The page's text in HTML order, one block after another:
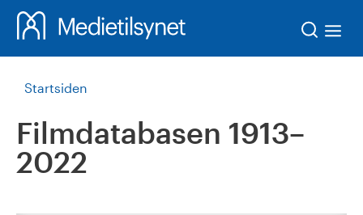
Startsiden
Filmdatabasen 1913–
2022